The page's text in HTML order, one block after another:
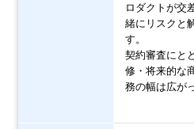
ロダクトが交
緒にリスクと
す。
契約審査にと
修・将来的な
務の幅は広が